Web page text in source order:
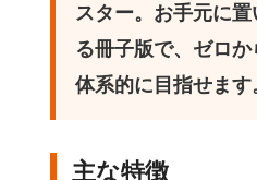
2000（紙
スター。お手元に
る冊子版で、ゼロ
体系的に目指せます
主な特徴